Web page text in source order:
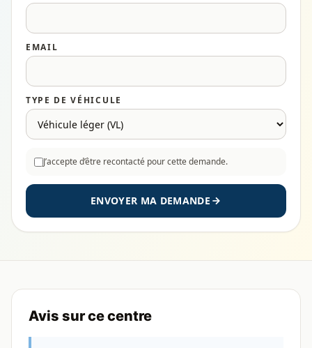
EMAIL
TYPE DE VÉHICULE
J’accepte d’être recontacté pour cette demande.
ENVOYER MA DEMANDE
Avis sur ce centre